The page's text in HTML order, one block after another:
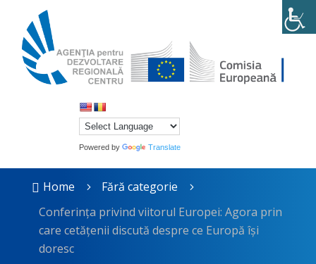
Powered by Translate
 Home 5 Fără categorie 5
Conferința privind viitorul Europei: Agora prin
care cetățenii discută despre ce Europă își
doresc